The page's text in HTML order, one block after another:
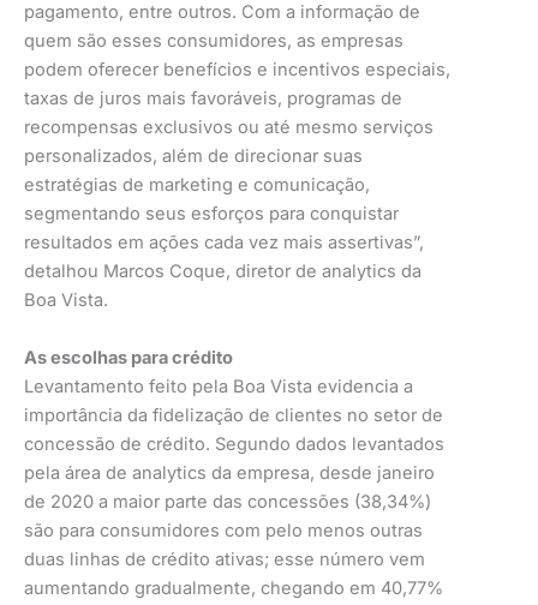
pagamento, entre outros. Com a informação de
quem são esses consumidores, as empresas
podem oferecer benefícios e incentivos especiais,
taxas de juros mais favoráveis, programas de
recompensas exclusivos ou até mesmo serviços
personalizados, além de direcionar suas
estratégias de marketing e comunicação,
segmentando seus esforços para conquistar
resultados em ações cada vez mais assertivas”,
detalhou Marcos Coque, diretor de analytics da
Boa Vista.
As escolhas para crédito
Levantamento feito pela Boa Vista evidencia a
importância da fidelização de clientes no setor de
concessão de crédito. Segundo dados levantados
pela área de analytics da empresa, desde janeiro
de 2020 a maior parte das concessões (38,34%)
são para consumidores com pelo menos outras
duas linhas de crédito ativas; esse número vem
aumentando gradualmente, chegando em 40,77%